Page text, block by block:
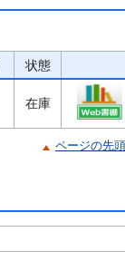
状態
在庫
ページの先